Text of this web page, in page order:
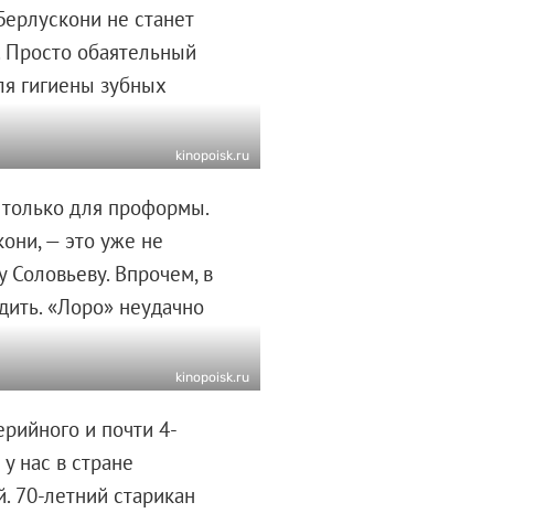
не станет
обаятельный
гигиены зубных
kinopoisk.ru
для проформы.
— это уже не
Соловьеву. Впрочем, в
«Лоро» неудачно
kinopoisk.ru
и почти 4-
нас в стране
70-летний старикан